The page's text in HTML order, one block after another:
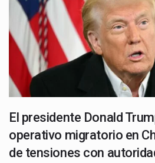
El presidente Donald
operativo migratorio en
de tensiones con